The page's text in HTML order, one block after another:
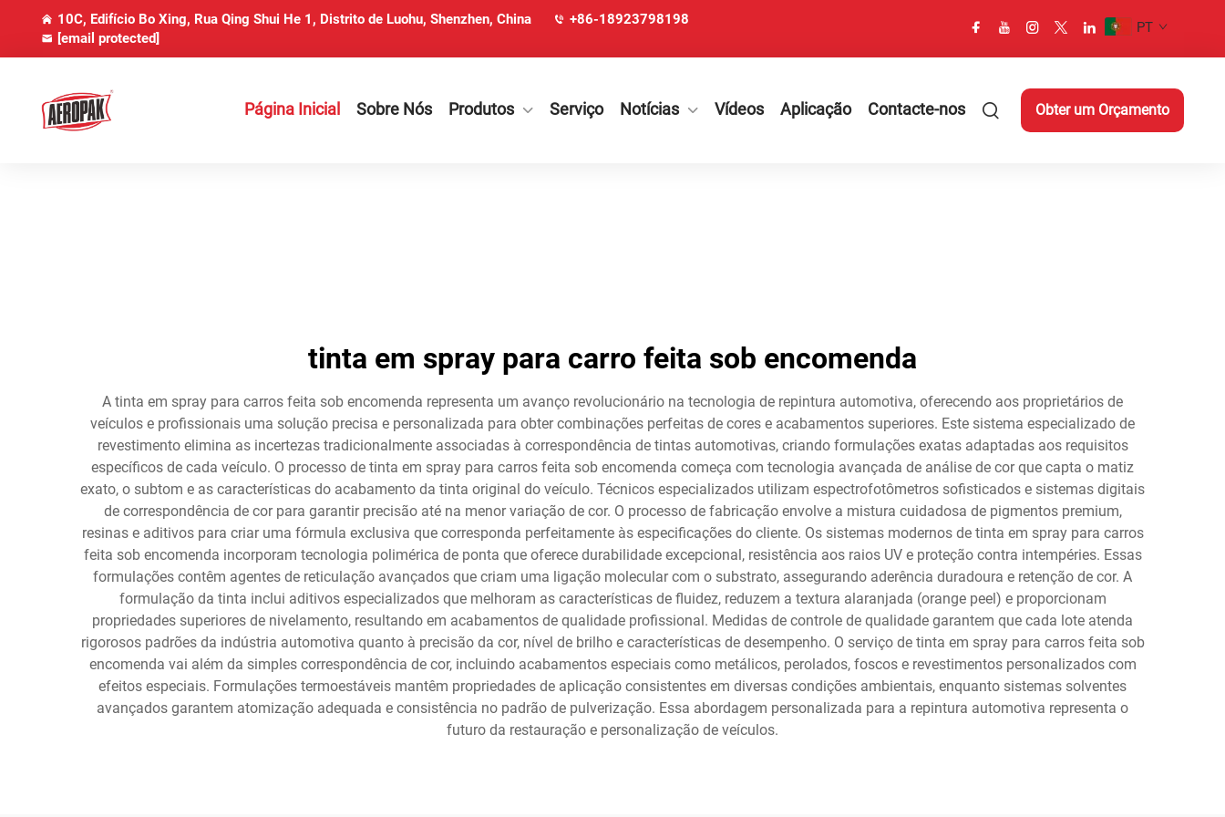
10C, Edifício Bo Xing, Rua Qing Shui He 1, Distrito de Luohu, Shenzhen, China
+86-18923798198
[email protected]
PT
Página Inicial Sobre Nós Produtos Serviço Notícias Vídeos Aplicação Contacte-nos Obter um Orçamento
tinta em spray para carro feita sob encomenda
A tinta em spray para carros feita sob encomenda representa um avanço revolucionário na tecnologia de repintura automotiva, oferecendo aos proprietários de
veículos e profissionais uma solução precisa e personalizada para obter combinações perfeitas de cores e acabamentos superiores. Este sistema especializado de
revestimento elimina as incertezas tradicionalmente associadas à correspondência de tintas automotivas, criando formulações exatas adaptadas aos requisitos
específicos de cada veículo. O processo de tinta em spray para carros feita sob encomenda começa com tecnologia avançada de análise de cor que capta o matiz
exato, o subtom e as características do acabamento da tinta original do veículo. Técnicos especializados utilizam espectrofotômetros sofisticados e sistemas digitais
de correspondência de cor para garantir precisão até na menor variação de cor. O processo de fabricação envolve a mistura cuidadosa de pigmentos premium,
resinas e aditivos para criar uma fórmula exclusiva que corresponda perfeitamente às especificações do cliente. Os sistemas modernos de tinta em spray para carros
feita sob encomenda incorporam tecnologia polimérica de ponta que oferece durabilidade excepcional, resistência aos raios UV e proteção contra intempéries. Essas
formulações contêm agentes de reticulação avançados que criam uma ligação molecular com o substrato, assegurando aderência duradoura e retenção de cor. A
formulação da tinta inclui aditivos especializados que melhoram as características de fluidez, reduzem a textura alaranjada (orange peel) e proporcionam
propriedades superiores de nivelamento, resultando em acabamentos de qualidade profissional. Medidas de controle de qualidade garantem que cada lote atenda
rigorosos padrões da indústria automotiva quanto à precisão da cor, nível de brilho e características de desempenho. O serviço de tinta em spray para carros feita sob
encomenda vai além da simples correspondência de cor, incluindo acabamentos especiais como metálicos, perolados, foscos e revestimentos personalizados com
efeitos especiais. Formulações termoestáveis mantêm propriedades de aplicação consistentes em diversas condições ambientais, enquanto sistemas solventes
avançados garantem atomização adequada e consistência no padrão de pulverização. Essa abordagem personalizada para a repintura automotiva representa o
futuro da restauração e personalização de veículos.